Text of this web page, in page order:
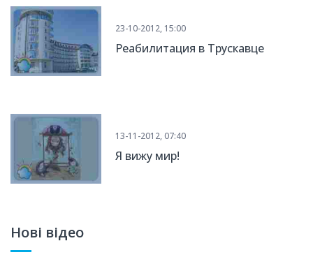
23-10-2012, 15:00
Реабилитация в Трускавце
13-11-2012, 07:40
Я вижу мир!
Нові відео